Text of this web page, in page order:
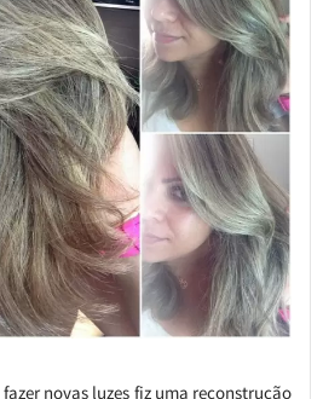
novas luzes fiz uma reconstrução